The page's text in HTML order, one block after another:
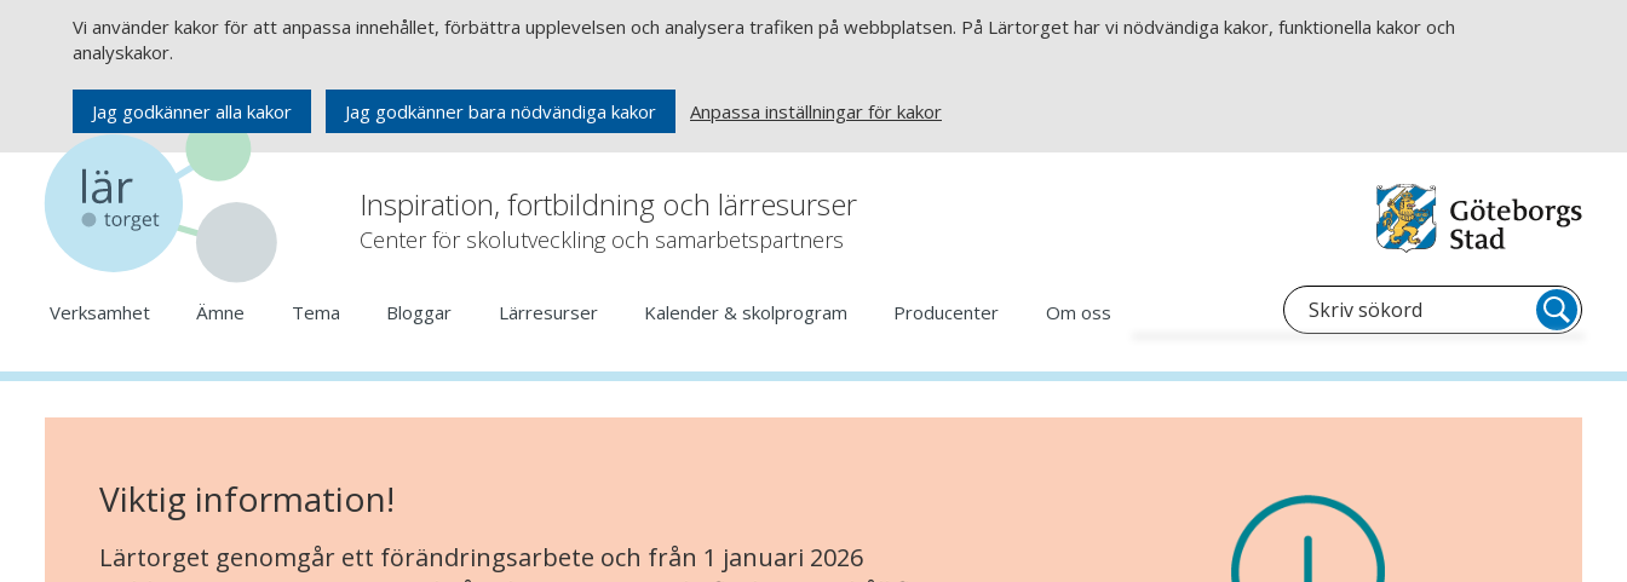
Vi använder kakor för att anpassa innehållet, förbättra upplevelsen och analysera trafiken på webbplatsen. På Lärtorget har vi nödvändiga kakor, funktionella kakor och
analyskakor.
Jag godkänner alla kakor Jag godkänner bara nödvändiga kakor Anpassa inställningar för kakor
Inspiration, fortbildning och lärresurser
Center för skolutveckling och samarbetspartners
Verksamhet Ämne Tema Bloggar Lärresurser Kalender & skolprogram Producenter Om oss
Viktig information!
Lärtorget genomgår ett förändringsarbete och från 1 januari 2026